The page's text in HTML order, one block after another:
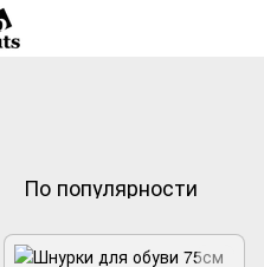
По популярности